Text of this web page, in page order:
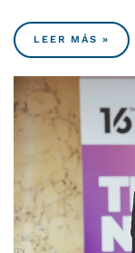
LEER MÁS »